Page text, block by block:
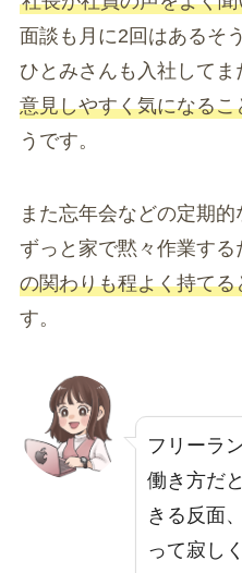
面談も月に2回はあるそ
ひとみさんも入社してま
意見しやすく気になるこ
うです。
また忘年会などの定期
ずっと家で黙々作業する
の関わりも程よく持て
す。
フリーラ
働き方だ
きる反面
って寂し